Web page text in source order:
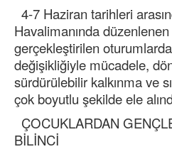
4-7 Haziran tarihleri
Havalimanında
gerçekleştirilen
değişikliğiyle mücadele,
sürdürülebilir kalkınma ve
çok boyutlu şekilde ele
ÇOCUKLARDAN
BİLİNCİ